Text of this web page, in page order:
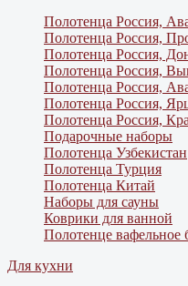
Полотенца Россия,
Полотенца Россия,
Полотенца Россия,
Полотенца Россия,
Полотенца Россия,
Полотенца Россия,
Полотенца Россия,
Подарочные наборы
Полотенца Узбекистан
Полотенца Турция
Полотенца Китай
Наборы для сауны
Коврики для ванной
Полотенце вафельное
Для кухни